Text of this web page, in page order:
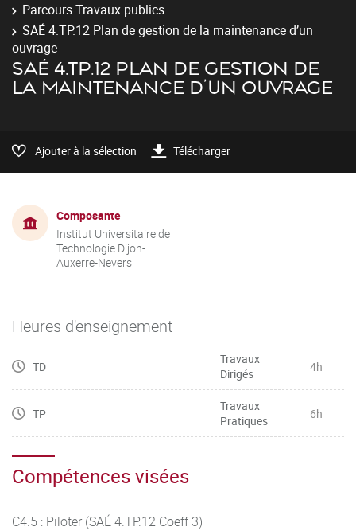
Parcours Travaux publics
SAÉ 4.TP.12 Plan de gestion de la maintenance d’un
ouvrage
SAÉ 4.TP.12 PLAN DE GESTION DE
LA MAINTENANCE D’UN OUVRAGE
Ajouter à la sélection Télécharger
Composante
Institut Universitaire de
Technologie Dijon-
Auxerre-Nevers
Heures d'enseignement
TD
Travaux
Dirigés
4h
TP
Travaux
Pratiques
6h
Compétences visées
C4.5 : Piloter (SAÉ 4.TP.12 Coeff 3)